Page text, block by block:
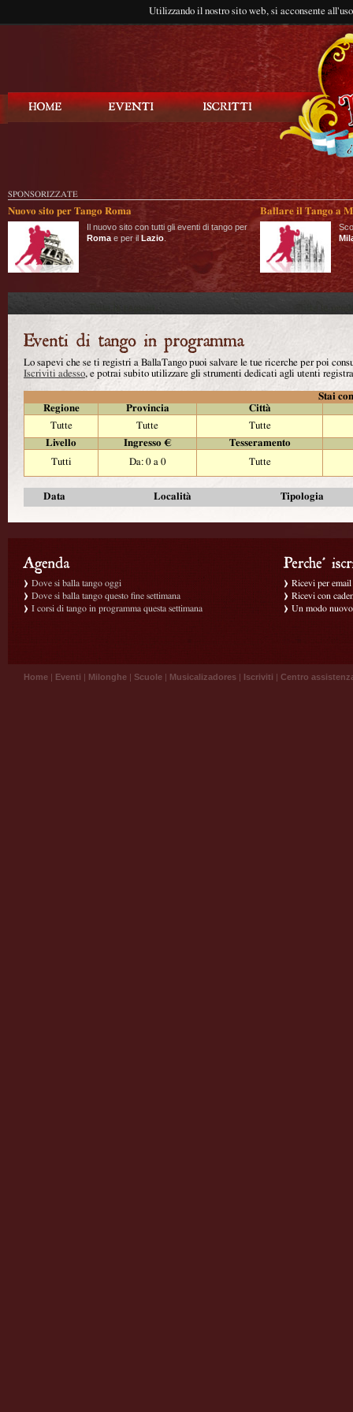
Utilizzando il nostro sito web, si acconsente
SPONSORIZZATE
Nuovo sito per Tango Roma
Il nuovo sito con tutti gli eventi di tango per
Roma e per il Lazio
Ballare il Tango a
Lo sapevi che se ti registri a BallaTango puoi salvare le tue ricerche per poi
Iscriviti adesso, e potrai subito utilizzare gli strumenti dedicati agli utenti
Stai
Regione
Provincia
Città
Tutte
Tutte
Tutte
Livello
Ingresso €
Tesseramento
Tutti
Da: 0 a 0 Tutte
Data Località Tipologia
Dove si balla tango oggi
Dove si balla tango questo fine settimana
I corsi di tango in programma questa settimana
Ricevi per
Ricevi con
Un modo
Home | Eventi | Milonghe | Scuole | Musicalizadores | Iscriviti | Centro